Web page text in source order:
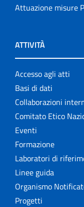
Attuazione misure
ATTIVITÀ
Accesso agli atti
Basi di dati
Collaborazioni
Comitato Etico
Eventi
Formazione
Laboratori di
Linee guida
Organismo
Progetti